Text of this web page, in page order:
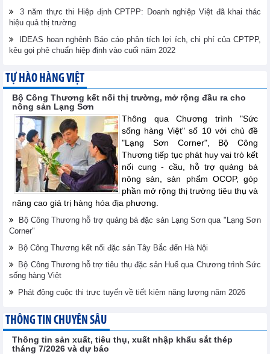
3 năm thực thi Hiệp định CPTPP: Doanh nghiệp Việt đã khai thác
hiệu quả thị trường
IDEAS hoan nghênh Báo cáo phân tích lợi ích, chi phí của CPTPP,
kêu gọi phê chuẩn hiệp định vào cuối năm 2022
TỰ HÀO HÀNG VIỆT
Bộ Công Thương kết nối thị trường, mở rộng đầu ra cho
nông sản Lạng Sơn
Thông qua Chương trình "Sức
sống hàng Việt" số 10 với chủ đề
"Lạng Sơn Corner", Bộ Công
Thương tiếp tục phát huy vai trò kết
nối cung - cầu, hỗ trợ quảng bá
nông sản, sản phẩm OCOP, góp
phần mở rộng thị trường tiêu thụ và
nâng cao giá trị hàng hóa địa phương.
Bộ Công Thương hỗ trợ quảng bá đặc sản Lạng Sơn qua "Lạng Sơn
Corner"
Bộ Công Thương kết nối đặc sản Tây Bắc đến Hà Nội
Bộ Công Thương hỗ trợ tiêu thụ đặc sản Huế qua Chương trình Sức
sống hàng Việt
Phát động cuộc thi trực tuyến về tiết kiệm năng lượng năm 2026
THÔNG TIN CHUYÊN SÂU
Thông tin sản xuất, tiêu thụ, xuất nhập khẩu sắt thép
tháng 7/2026 và dự báo